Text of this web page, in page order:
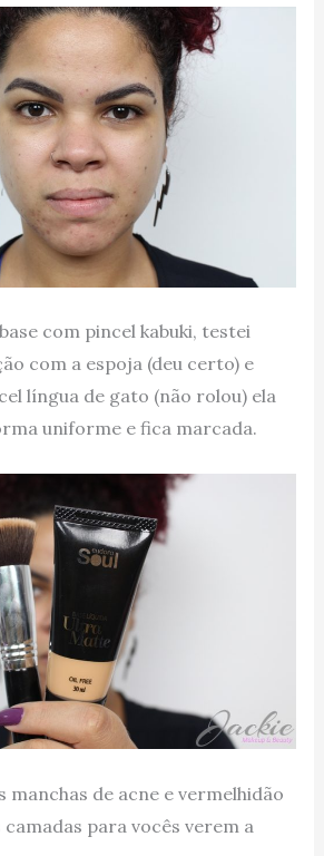
com pincel kabuki, testei
com a espoja (deu certo) e
língua de gato (não rolou) ela
uniforme e fica marcada.
manchas de acne e vermelhidão
camadas para vocês verem a